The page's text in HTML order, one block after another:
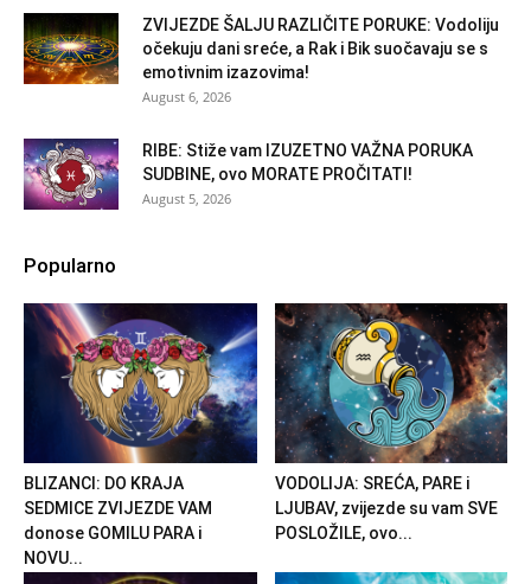
ZVIJEZDE ŠALJU RAZLIČITE PORUKE: Vodoliju
očekuju dani sreće, a Rak i Bik suočavaju se s
emotivnim izazovima!
August 6, 2026
RIBE: Stiže vam IZUZETNO VAŽNA PORUKA
SUDBINE, ovo MORATE PROČITATI!
August 5, 2026
Popularno
BLIZANCI: DO KRAJA
SEDMICE ZVIJEZDE VAM
donose GOMILU PARA i
NOVU...
VODOLIJA: SREĆA, PARE i
LJUBAV, zvijezde su vam SVE
POSLOŽILE, ovo...